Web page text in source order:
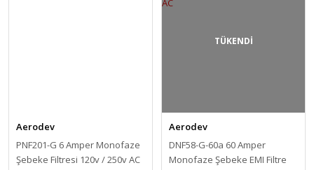
Aerodev
PNF201-G 6 Amper Monofaze
Şebeke Filtresi 120v / 250v AC
TÜKENDİ
Aerodev
DNF58-G-60a 60 Amper
Monofaze Şebeke EMI Filtre